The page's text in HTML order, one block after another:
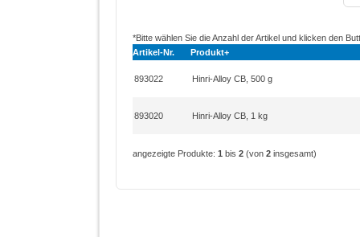
*Bitte wählen Sie die Anzahl der Artikel und klicken den
Artikel-Nr.
Produkt+
893022 Hinri-Alloy CB, 500 g
893020 Hinri-Alloy CB, 1 kg
angezeigte Produkte: 1 bis 2 (von 2 insgesamt)